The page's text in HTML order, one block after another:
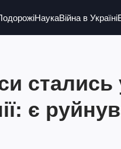
НаукаВійна в Україні
стались
є